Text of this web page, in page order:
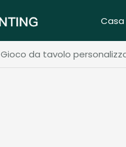
Casa
Gioco da tavolo